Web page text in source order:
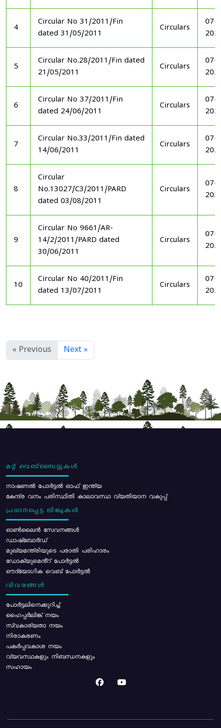
4
Circular No 31/2011/Fin
dated 31/05/2011
Circulars
07-
5
Circular No.28/2011/Fin dated
21/05/2011
Circulars
07-
6
Circular No 37/2011/Fin
dated 24/06/2011
Circulars
07-
7
Circular No.33/2011/Fin dated
14/06/2011
Circulars
07-
8
Circular
No.13027/C3/2011/PARD
dated 03/08/2011
Circulars
07-
9
Circular No 9661/AR-
14/2/2011/PARD dated
30/06/2011
Circulars
07-
10
Circular No 40/2011/Fin
dated 13/07/2011
Circulars
07-
« Previous Next »
മറ്റ് വെബ്സൈറ്റുകൾ
നാഷണൽ പോർട്ടൽ ഓഫ് ഇന്ത്യ
കേന്ദ്ര വനം പരിസ്ഥിതി കാലാവസ്ഥ വ്യതിയാന വകുപ്പ്
പ്രധാനപ്പെട്ട ലിങ്കുകൾ
ഓൺലൈൻ സേവനങ്ങൾ
ഡാഷ്ബോർഡ്
മുഖ്യമന്ത്രിയുടെ പരാതി പരിഹാരം
ഡോക്യുമെൻ്റ് പോർട്ടൽ
ഔദ്യോഗിക വെബ് പോർട്ടൽ
വിവരങ്ങൾ
പോര്‍ട്ടലിനെക്കുറിച്ച്
ഹൈപ്പർലിങ്ക് നയം
സ്വകാര്യതാ നയം
നിരാകരണം
പകർപ്പവകാശ നയം
വ്യവസ്ഥകളും നിബന്ധനകളും
സഹായം